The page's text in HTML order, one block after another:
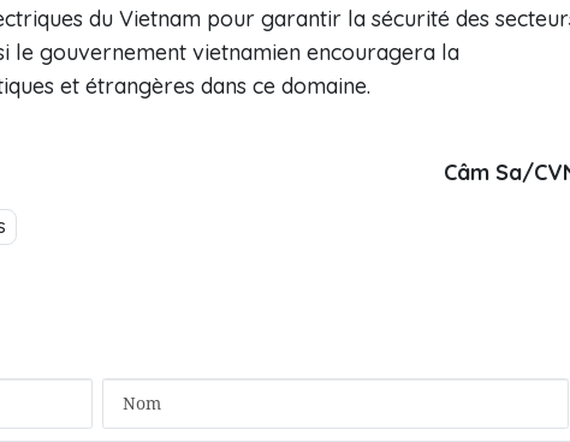
du Vietnam pour garantir la sécurité des
le gouvernement vietnamien encouragera la
et étrangères dans ce domaine.
Câm Sa/